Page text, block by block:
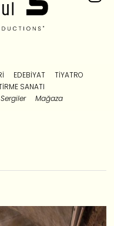
EDEBIYAT
TIYATRO
SANATI
Sergiler Mağaza